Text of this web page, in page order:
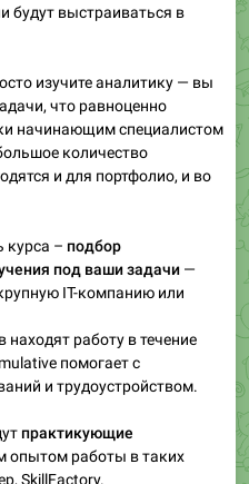
будут выстраиваться в
изучите аналитику — вы
что равноценно
начинающим специалистом
количество
и для портфолио, и во
курса – подбор
под ваши задачи —
IT-компанию или
находят работу в течение
помогает с
и трудоустройством.
практикующие
опытом работы в таких
SkillFactory.